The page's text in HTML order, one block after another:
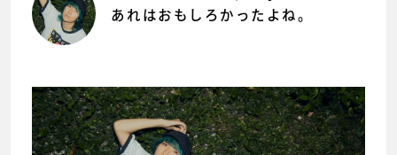
あれはおもしろかったよね。